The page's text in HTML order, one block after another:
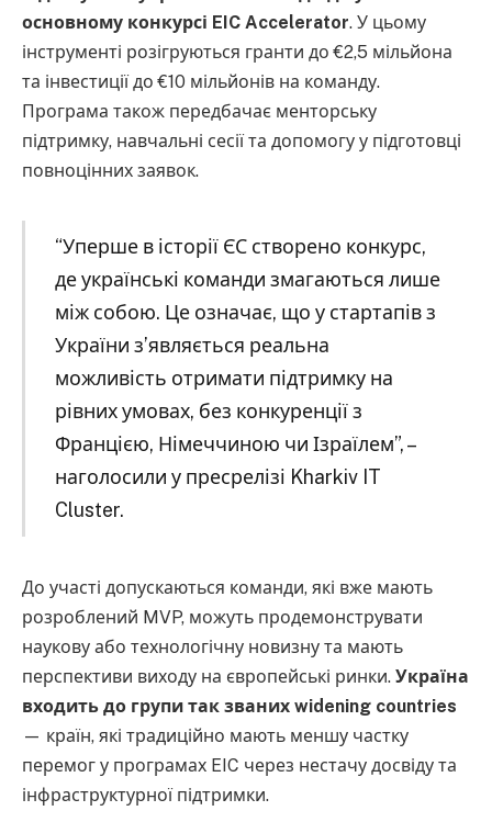
основному конкурсі EIC Accelerator. У цьому
інструменті розігруються гранти до €2,5 мільйона
та інвестиції до €10 мільйонів на команду.
Програма також передбачає менторську
підтримку, навчальні сесії та допомогу у підготовці
повноцінних заявок.
“Уперше в історії ЄС створено конкурс,
де українські команди змагаються лише
між собою. Це означає, що у стартапів з
України з’являється реальна
можливість отримати підтримку на
рівних умовах, без конкуренції з
Францією, Німеччиною чи Ізраїлем”, –
наголосили у пресрелізі Kharkiv IT
Cluster.
До участі допускаються команди, які вже мають
розроблений MVP, можуть продемонструвати
наукову або технологічну новизну та мають
перспективи виходу на європейські ринки. Україна
входить до групи так званих widening countries
— країн, які традиційно мають меншу частку
перемог у програмах EIC через нестачу досвіду та
інфраструктурної підтримки.